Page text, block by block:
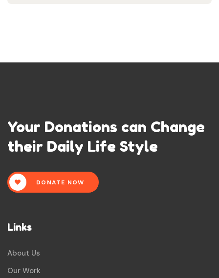
Your Donations can Change
their Daily Life Style
DONATE NOW
Links
About Us
Our Work